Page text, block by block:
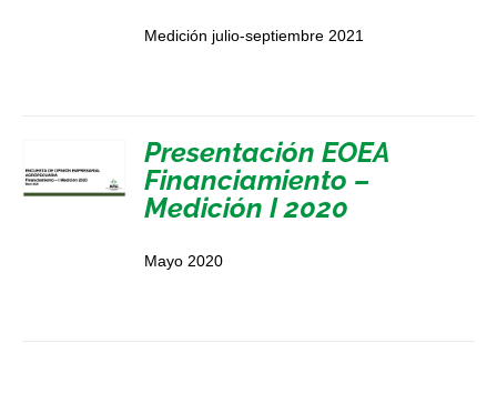
Medición julio-septiembre 2021
Presentación EOEA
Financiamiento –
Medición I 2020
Mayo 2020